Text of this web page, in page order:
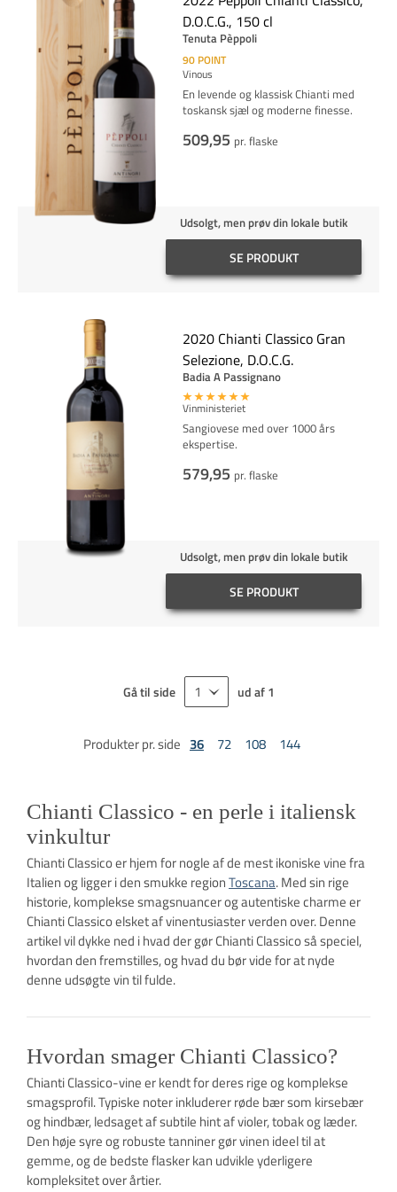
D.O.C.G., 150 cl
Tenuta Pèppoli
90 POINT
Vinous
En levende og klassisk Chianti med
toskansk sjæl og moderne finesse.
509,95 pr. flaske
Udsolgt, men prøv din lokale butik
SE PRODUKT
2020 Chianti Classico Gran
Selezione, D.O.C.G.
Badia A Passignano
Vinministeriet
Sangiovese med over 1000 års
ekspertise.
579,95 pr. flaske
Udsolgt, men prøv din lokale butik
SE PRODUKT
Gå til side ud af 1
Produkter pr. side 36 72 108 144
Chianti Classico - en perle i italiensk
vinkultur
Chianti Classico er hjem for nogle af de mest ikoniske vine fra
Italien og ligger i den smukke regionToscana. Med sin rige
historie, komplekse smagsnuancer og autentiske charme er
Chianti Classico elsket af vinentusiaster verden over. Denne
artikel vil dykke ned i hvad der gør Chianti Classico så speciel,
hvordan den fremstilles, og hvad du bør vide for at nyde
denne udsøgte vin til fulde.
Hvordan smager Chianti Classico?
Chianti Classico-vine er kendt for deres rige og komplekse
smagsprofil. Typiske noter inkluderer røde bær som kirsebær
og hindbær, ledsaget af subtile hint af violer, tobak og læder.
Den høje syre og robuste tanniner gør vinen ideel til at
gemme, og de bedste flasker kan udvikle yderligere
kompleksitet over årtier.